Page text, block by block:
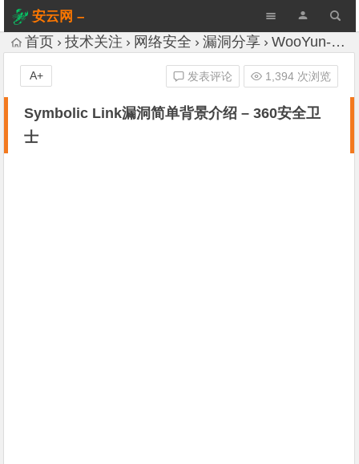
安云网 –
AnYun.ORG
首页 技术关注 网络安全 漏洞分享 WooYun-Drops
Symbolic Link漏洞简单背景介绍 – 360安全卫
士
发表评论 1,394 次浏览
A+